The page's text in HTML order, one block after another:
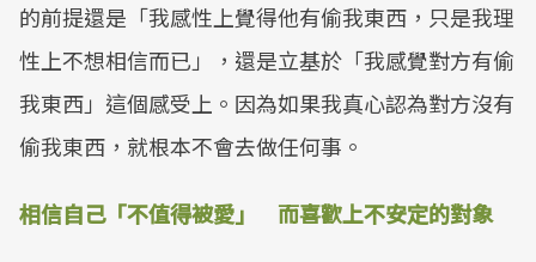
的前提還是「我感性上覺得他有偷我東西，只是我理
性上不想相信而已」，還是立基於「我感覺對方有偷
我東西」這個感受上。因為如果我真心認為對方沒有
偷我東西，就根本不會去做任何事。
相信自己「不值得被愛」 而喜歡上不安定的對象